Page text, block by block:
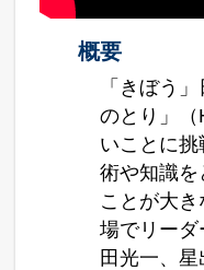
概要
「きぼう
のとり」
いことに
術や知識
ことが大
場でリー
田光一、